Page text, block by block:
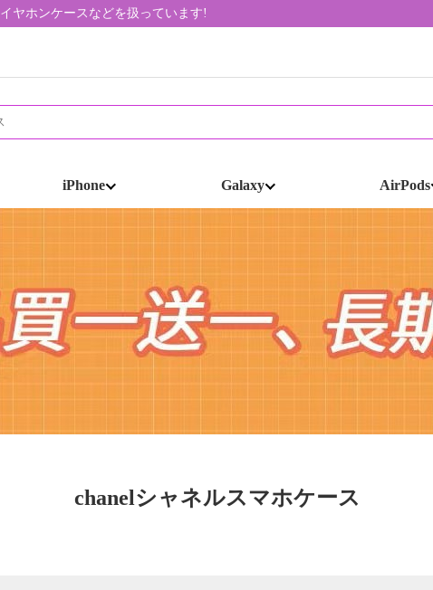
ヤホンケースなどを扱っています!
iPhone Galaxy AirPods
chanelシャネルスマホケース